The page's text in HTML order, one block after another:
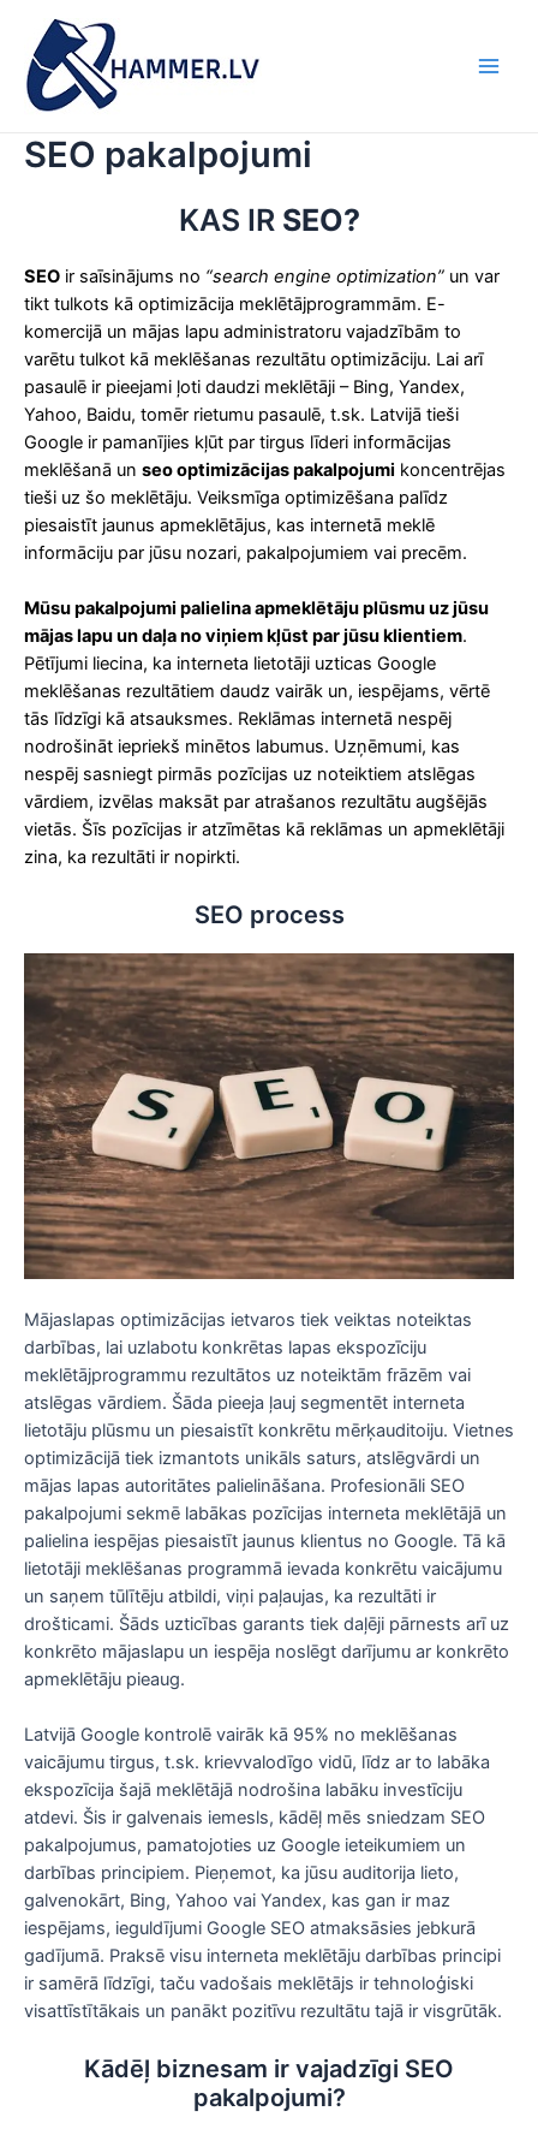
content
SEO pakalpojumi
KAS IR SEO?
SEO ir saīsinājums no “search engine optimization” un var
tikt tulkots kā optimizācija meklētājprogrammām. E-
komercijā un mājas lapu administratoru vajadzībām to
varētu tulkot kā meklēšanas rezultātu optimizāciju. Lai arī
pasaulē ir pieejami ļoti daudzi meklētāji – Bing, Yandex,
Yahoo, Baidu, tomēr rietumu pasaulē, t.sk. Latvijā tieši
Google ir pamanījies kļūt par tirgus līderi informācijas
meklēšanā un seo optimizācijas pakalpojumi koncentrējas
tieši uz šo meklētāju. Veiksmīga optimizēšana palīdz
piesaistīt jaunus apmeklētājus, kas internetā meklē
informāciju par jūsu nozari, pakalpojumiem vai precēm.
Mūsu pakalpojumi palielina apmeklētāju plūsmu uz jūsu
mājas lapu un daļa no viņiem kļūst par jūsu klientiem.
Pētījumi liecina, ka interneta lietotāji uzticas Google
meklēšanas rezultātiem daudz vairāk un, iespējams, vērtē
tās līdzīgi kā atsauksmes. Reklāmas internetā nespēj
nodrošināt iepriekš minētos labumus. Uzņēmumi, kas
nespēj sasniegt pirmās pozīcijas uz noteiktiem atslēgas
vārdiem, izvēlas maksāt par atrašanos rezultātu augšējās
vietās. Šīs pozīcijas ir atzīmētas kā reklāmas un apmeklētāji
zina, ka rezultāti ir nopirkti.
SEO process
Mājaslapas optimizācijas ietvaros tiek veiktas noteiktas
darbības, lai uzlabotu konkrētas lapas ekspozīciju
meklētājprogrammu rezultātos uz noteiktām frāzēm vai
atslēgas vārdiem. Šāda pieeja ļauj segmentēt interneta
lietotāju plūsmu un piesaistīt konkrētu mērķauditoiju. Vietnes
optimizācijā tiek izmantots unikāls saturs, atslēgvārdi un
mājas lapas autoritātes palielināšana. Profesionāli SEO
pakalpojumi sekmē labākas pozīcijas interneta meklētājā un
palielina iespējas piesaistīt jaunus klientus no Google. Tā kā
lietotāji meklēšanas programmā ievada konkrētu vaicājumu
un saņem tūlītēju atbildi, viņi paļaujas, ka rezultāti ir
drošticami. Šāds uzticības garants tiek daļēji pārnests arī uz
konkrēto mājaslapu un iespēja noslēgt darījumu ar konkrēto
apmeklētāju pieaug.
Latvijā Google kontrolē vairāk kā 95% no meklēšanas
vaicājumu tirgus, t.sk. krievvalodīgo vidū, līdz ar to labāka
ekspozīcija šajā meklētājā nodrošina labāku investīciju
atdevi. Šis ir galvenais iemesls, kādēļ mēs sniedzam SEO
pakalpojumus, pamatojoties uz Google ieteikumiem un
darbības principiem. Pieņemot, ka jūsu auditorija lieto,
galvenokārt, Bing, Yahoo vai Yandex, kas gan ir maz
iespējams, ieguldījumi Google SEO atmaksāsies jebkurā
gadījumā. Praksē visu interneta meklētāju darbības principi
ir samērā līdzīgi, taču vadošais meklētājs ir tehnoloģiski
visattīstītākais un panākt pozitīvu rezultātu tajā ir visgrūtāk.
Kādēļ biznesam ir vajadzīgi SEO
pakalpojumi?